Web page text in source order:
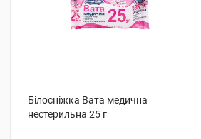
Білосніжка Вата медична
нестерильна 25 г